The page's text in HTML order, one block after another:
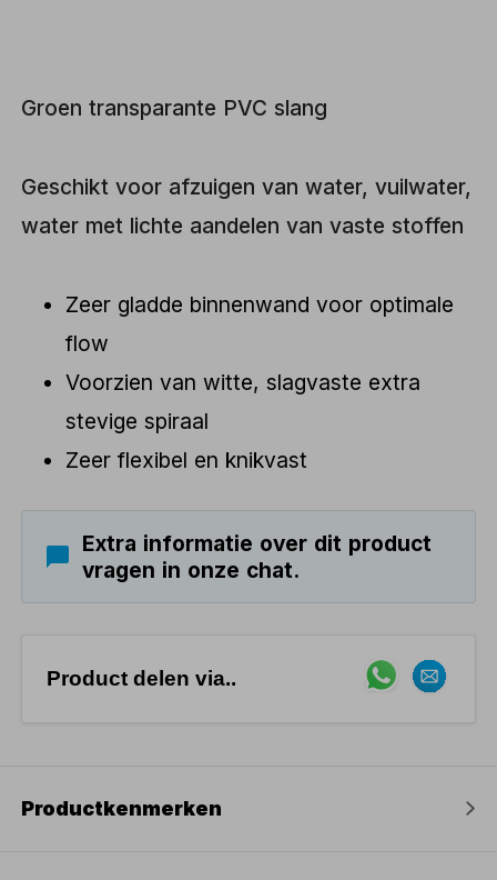
Groen transparante PVC slang
Geschikt voor afzuigen van water, vuilwater,
water met lichte aandelen van vaste stoffen
Zeer gladde binnenwand voor optimale
flow
Voorzien van witte, slagvaste extra
stevige spiraal
Zeer flexibel en knikvast
Extra informatie over dit product
vragen in onze chat.
Product delen via..
Productkenmerken